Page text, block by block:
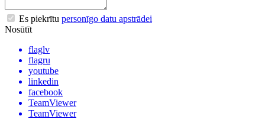
Es piekrītu personīgo datu apstrādei
Nosūtīt
flaglv
flagru
youtube
linkedin
facebook
TeamViewer
TeamViewer